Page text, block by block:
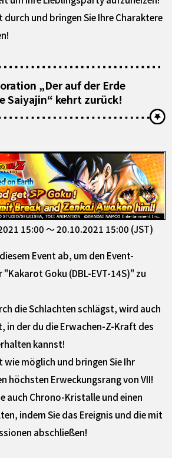
durch und bringen Sie Ihre Charaktere
„Der auf der Erde
Saiyajin“ kehrt zurück!
15:00 ～ 20.10.2021 15:00 (JST)
Event ab, um den Event-
Goku (DBL-EVT-14S)" zu
die Schlachten schlägst, wird auch
in der du die Erwachen-Z-Kraft des
kannst!
wie möglich und bringen Sie Ihr
höchsten Erweckungsrang von VII!
auch Chrono-Kristalle und einen
indem Sie das Ereignis und die mit
abschließen!